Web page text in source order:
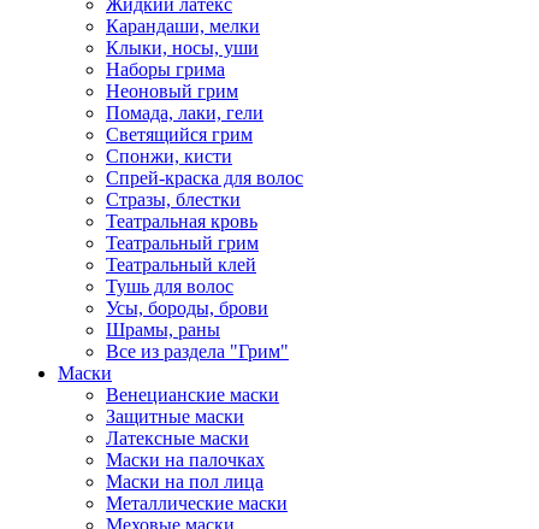
Жидкий латекс
Карандаши, мелки
Клыки, носы, уши
Наборы грима
Неоновый грим
Помада, лаки, гели
Светящийся грим
Спонжи, кисти
Спрей-краска для волос
Стразы, блестки
Театральная кровь
Театральный грим
Театральный клей
Тушь для волос
Усы, бороды, брови
Шрамы, раны
Все из раздела "Грим"
Маски
Венецианские маски
Защитные маски
Латексные маски
Маски на палочках
Маски на пол лица
Металлические маски
Меховые маски